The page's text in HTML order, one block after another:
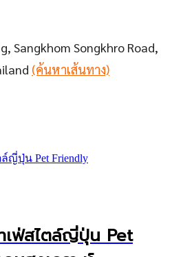
Sangkhom Songkhro Road,
(ค้นหาเส้นทาง)
เฟ่สไตล์ญี่ปุ่น Pet